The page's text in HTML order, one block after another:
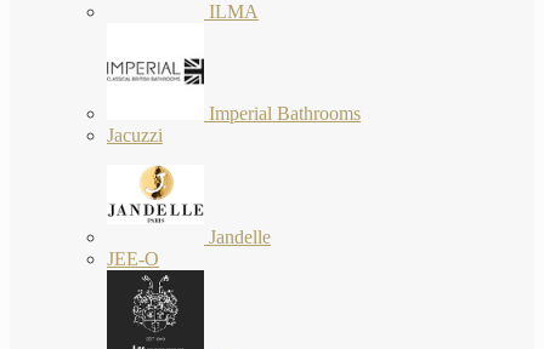
ILMA
Imperial Bathrooms
Jacuzzi
Jandelle
JEE-O